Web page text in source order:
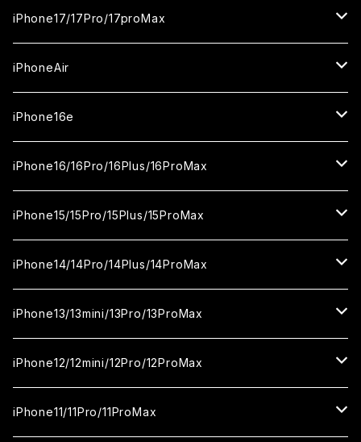
ガラスフィルム
セラミックフィルム
カメラ用フィルム
iPhone17/17Pro/17proMax
iPhone17
ガラスフィルム
セラミックフィルム
iPhone17Pro
ガラスフィルム
セラミックフィルム
iPhone17proMax
ガラスフィルム
セラミックフィルム
iPhoneAir
ガラスフィルム
セラミックフィルム
カメラ用フィルム
iPhone16e
ガラスフィルム
セラミックフィルム
カメラ用フィルム
iPhone16/16Pro/16Plus/16ProMax
iPhone16
ガラスフィルム
セラミックフィルム
iPhone16Pro
ガラスフィルム
セラミックフィルム
iPhone16Plus
ガラスフィルム
セラミックフィルム
iPhone16ProMax
ガラスフィルム
iPhone15/15Pro/15Plus/15ProMax
iPhone15
ガラスフィルム
セラミックフィルム
iPhone15Pro
ガラスフィルム
セラミックフィルム
iPhone15Plus
ガラスフィルム
iPhone15ProMax
iPhone14/14Pro/14Plus/14ProMax
iPhone14
ガラスフィルム
セラミックフィルム
iPhone14Pro
ガラスフィルム
iPhone14Plus
iPhone13/13mini/13Pro/13ProMax
iPhone13/13Pro
ガラスフィルム
iPhone13mini
iPhone12/12mini/12Pro/12ProMax
iPhone12/12Pro
iPhone11/11Pro/11ProMax